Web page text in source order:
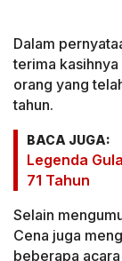
Dalam
terima
orang yang
tahun.
BACA JUGA:
Legenda
71 Tahun
Selain
Cena juga
beberapa